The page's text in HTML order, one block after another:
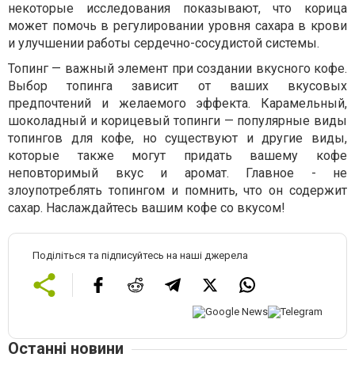
некоторые исследования показывают, что корица
может помочь в регулировании уровня сахара в крови
и улучшении работы сердечно-сосудистой системы.
Топинг — важный элемент при создании вкусного кофе.
Выбор топинга зависит от ваших вкусовых
предпочтений и желаемого эффекта. Карамельный,
шоколадный и корицевый топинги — популярные виды
топингов для кофе, но существуют и другие виды,
которые также могут придать вашему кофе
неповторимый вкус и аромат. Главное - не
злоупотреблять топингом и помнить, что он содержит
сахар. Наслаждайтесь вашим кофе со вкусом!
Поділіться та підписуйтесь на наші джерела
Останні новини